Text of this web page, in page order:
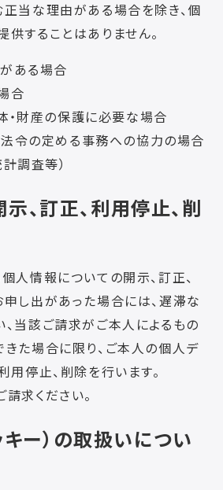
当な理由がある場合を除き、個
することはありません。
ある場合
合
・財産の保護に必要な場合
令の定める事務への協力の場合
調査等）
、訂正、利用停止、削
人情報についての開示、訂正、
し出があった場合には、遅滞な
当該ご請求がご本人によるもの
た場合に限り、ご本人の個人デ
用停止、削除を行います。
求ください。
ー）の取扱いについ